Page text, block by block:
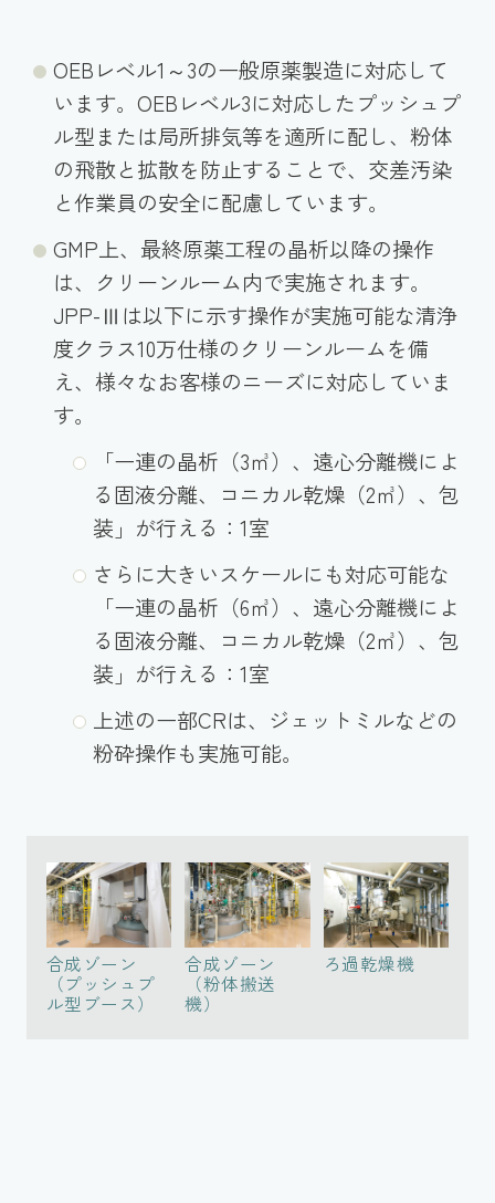
OEBレベル1～3の一般原薬製造に対応して
います。OEBレベル3に対応したプッシュプ
ル型または局所排気等を適所に配し、粉体
の飛散と拡散を防止することで、交差汚染
と作業員の安全に配慮しています。
GMP上、最終原薬工程の晶析以降の操作
は、クリーンルーム内で実施されます。
JPP-Ⅲは以下に示す操作が実施可能な清浄
度クラス10万仕様のクリーンルームを備
え、様々なお客様のニーズに対応していま
す。
「一連の晶析（3㎥）、遠心分離機によ
る固液分離、コニカル乾燥（2㎥）、包
装」が行える：1室
さらに大きいスケールにも対応可能な
「一連の晶析（6㎥）、遠心分離機によ
る固液分離、コニカル乾燥（2㎥）、包
装」が行える：1室
上述の一部CRは、ジェットミルなどの
粉砕操作も実施可能。
合成ゾーン
（プッシュプ
ル型ブース）
合成ゾーン
（粉体搬送
機）
ろ過乾燥機